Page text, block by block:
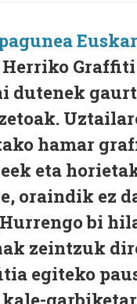
dutenek
hamar
eta
oraindik ez
bi
zeintzuk
egiteko